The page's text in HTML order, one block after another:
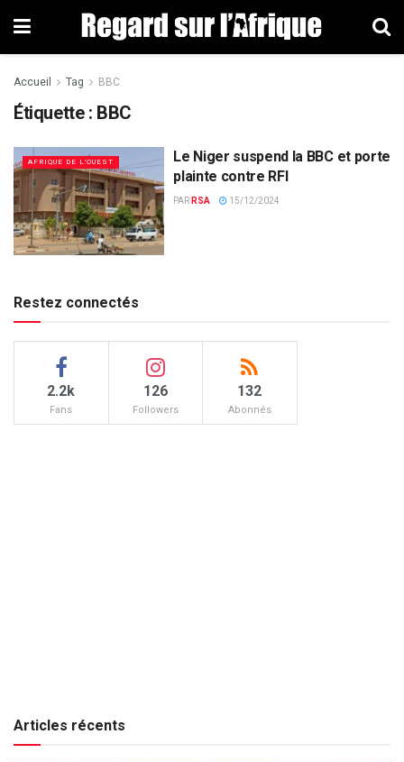
Accueil Tag BBC
Étiquette : BBC
AFRIQUE DE L'OUEST
Le Niger suspend la BBC et porte
plainte contre RFI
PAR RSA 15/12/2024
Restez connectés
2.2k
Fans
126
Followers
132
Abonnés
Articles récents